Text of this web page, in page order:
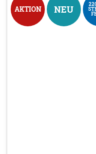
AKTION NEU